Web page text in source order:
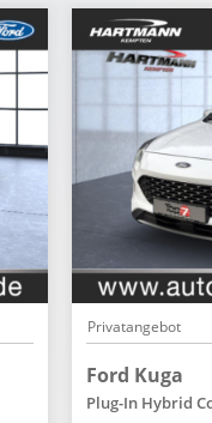
Privatangebot
Ford Kuga
Plug-In Hybrid